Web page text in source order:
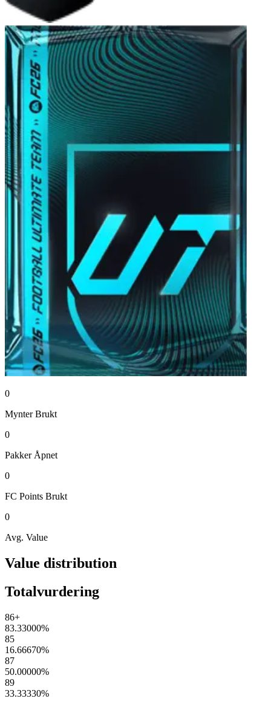
0
Mynter Brukt
0
Pakker Åpnet
0
FC Points Brukt
0
Avg. Value
Value distribution
Totalvurdering
86+
83.33000%
85
16.66670%
87
50.00000%
89
33.33330%